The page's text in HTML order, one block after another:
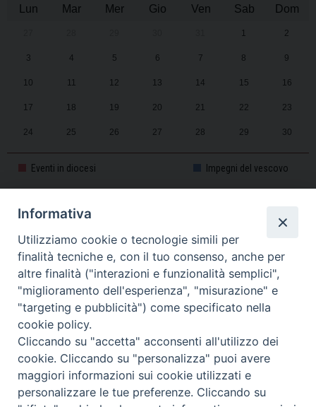
Lun
Mar Mer Gio Ven Sab Dom
1 2
3 4 5 6 7 8 9
10 11 12 13 14 15 16
17 18 19 20 21 22 23
24 25 26 27 28 29 30
Eventi in diocesi Impegni del vescovo
CALENDARIO PASTORALE 2025-2026
Informativa
Utilizziamo cookie o tecnologie simili per
finalità tecniche e, con il tuo consenso, anche per
altre finalità ("interazioni e funzionalità semplici",
"miglioramento dell'esperienza", "misurazione" e
"targeting e pubblicità") come specificato nella
cookie policy.
Cliccando su "accetta" acconsenti all'utilizzo dei
cookie. Cliccando su "personalizza" puoi avere
maggiori informazioni sui cookie utilizzati e
personalizzare le tue preferenze. Cliccando su